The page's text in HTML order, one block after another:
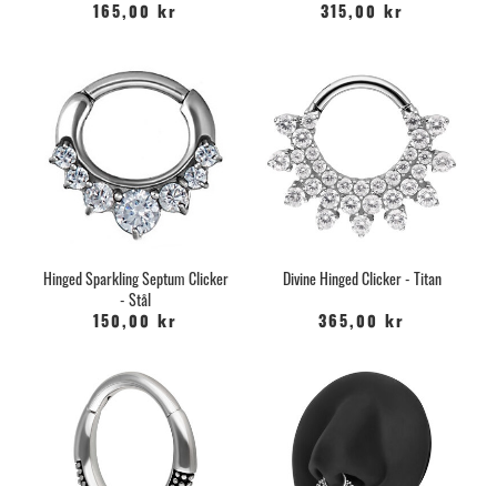
165,00 kr 315,00 kr
Hinged Sparkling Septum Clicker
- Stål
150,00 kr
Divine Hinged Clicker - Titan
365,00 kr